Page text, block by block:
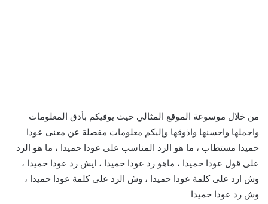
من خلال موسوعة الموقع المثالي حيث يوفيكم بأدق المعلومات
واجملها واحسنها واذوقها وإليكم معلومات مفصلة عن معنى عودا
حميدا مستطاب ، ما هو الرد المناسب على عودا حميدا ، ما هو الرد
على قول عودا حميدا ، ماهو رد عودا حميدا ، ايش رد عودا حميدا ،
وش ارد على كلمة عودا حميدا ، وش الرد على كلمة عودا حميدا ،
وش رد عودا حميدا